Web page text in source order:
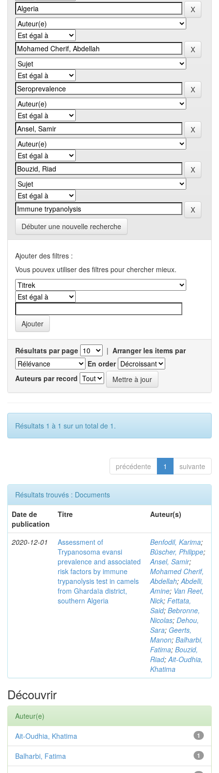
Débuter une nouvelle recherche
Ajouter des filtres :
Vous pouvex utiliser des filtres pour chercher mieux.
Résultats par page | Arranger les items par
En order
Auteurs par record
Résultats 1 à 1 sur un total de 1.
précédente 1 suivante
Résultats trouvés : Documents
Date de
publication
Titre Auteur(s)
2020-12-01
Assessment of
Trypanosoma evansi
prevalence and associated
risk factors by immune
trypanolysis test in camels
from Ghardaïa district,
southern Algeria
Benfodil, Karima;
Büscher, Philippe;
Ansel, Samir;
Mohamed Cherif,
Abdellah;Abdelli,
Amine; Van Reet,
Nick; Fettata,
Said; Bebronne,
Nicolas; Dehou,
Sara; Geerts,
Manon; Balharbi,
Fatima; Bouzid,
Riad;Ait-Oudhia,
Khatima
Découvrir
Auteur(e)
1
Ait-Oudhia, Khatima
1
Balharbi, Fatima